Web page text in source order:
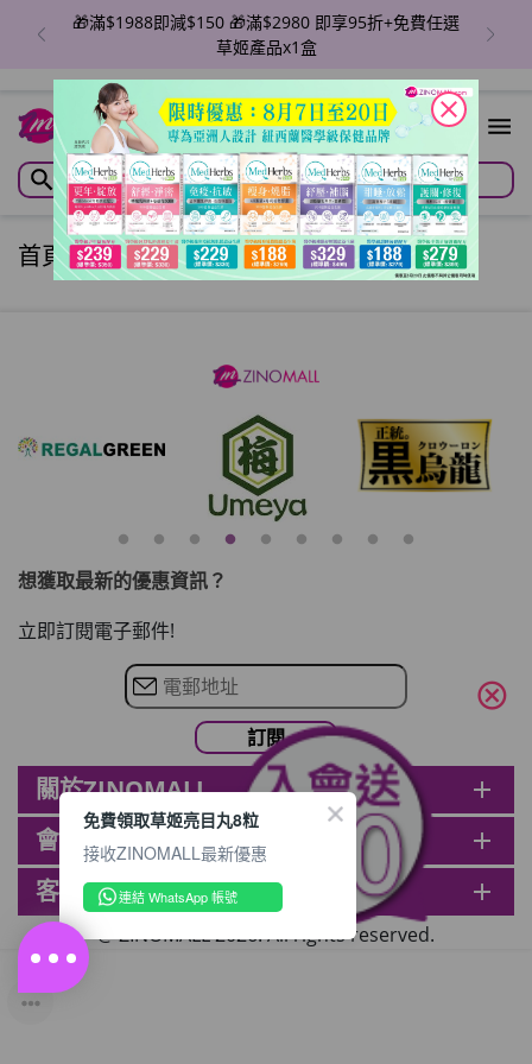
🎁滿$1988即減$150 🎁滿$2980 即享95折+免費任選
草姬產品x1盒
首頁/指定產品3件88折
想獲取最新的優惠資訊？
立即訂閱電子郵件!
關於ZINOMALL add
會員 add
客戶服務 add
@ ZINOMALL 2026. All rights reserved.
close
cancel
免費領取草姬亮目丸8粒
接收ZINOMALL最新優惠
連結 WhatsApp 帳號